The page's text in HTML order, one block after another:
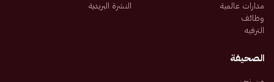
مدارات عالمية
وظائف
الترفيه
النشرة البريدية
الصحيفة